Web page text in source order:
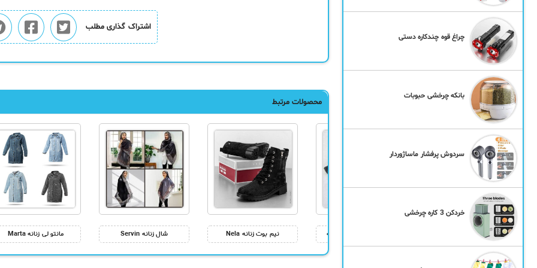
اشتراک گذاری مطلب
محصولات مرتبط
مانتو لی زنانه Marta شال زنانه Servin نیم بوت زنانه Nela ساپورت خزدار رکابدار زنانه گردنبند مروارید عشق
چراغ قوه چندکاره دستی
بانکه چرخشی حبوبات
سردوش پرفشار ماساژوردار
خردکن 3 کاره چرخشی